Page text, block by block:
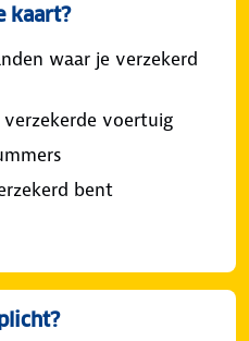
kaart?
waar je verzekerd
voertuig
bent